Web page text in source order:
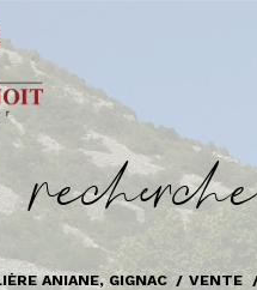
recece
ANIANE, GIGNAC VENTE